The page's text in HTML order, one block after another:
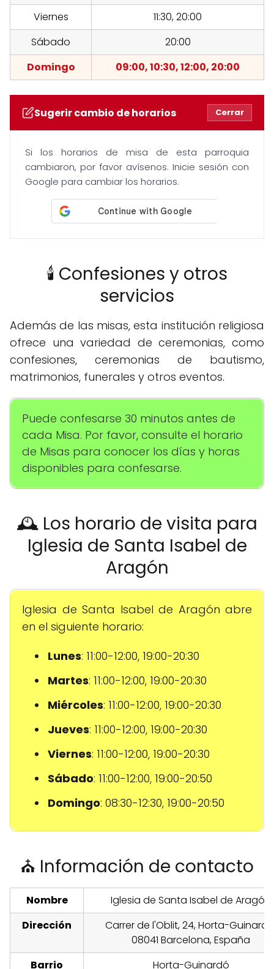
Viernes
11:30, 20:00
Sábado
20:00
Domingo
09:00, 10:30, 12:00, 20:00
Sugerir cambio de horarios Cerrar
Si los horarios de misa de esta parroquia
cambiaron, por favor avísenos. Inicie sesión con
Google para cambiar los horarios.
🕯️ Confesiones y otros
servicios
Además de las misas, esta institución religiosa
ofrece una variedad de ceremonias, como
confesiones, ceremonias de bautismo,
matrimonios, funerales y otros eventos.
Puede confesarse 30 minutos antes de
cada Misa. Por favor, consulte el horario
de Misas para conocer los días y horas
disponibles para confesarse.
🕰️ Los horario de visita para
Iglesia de Santa Isabel de
Aragón
Iglesia de Santa Isabel de Aragón abre
en el siguiente horario:
Lunes: 11:00-12:00, 19:00-20:30
Martes: 11:00-12:00, 19:00-20:30
Miércoles: 11:00-12:00, 19:00-20:30
Jueves: 11:00-12:00, 19:00-20:30
Viernes: 11:00-12:00, 19:00-20:30
Sábado: 11:00-12:00, 19:00-20:50
Domingo: 08:30-12:30, 19:00-20:50
⛪ Información de contacto
Nombre
Iglesia de Santa Isabel de Aragón
Dirección
Carrer de l'Oblit, 24, Horta-
08041 Barcelona, España
Barrio
Horta-Guinardó